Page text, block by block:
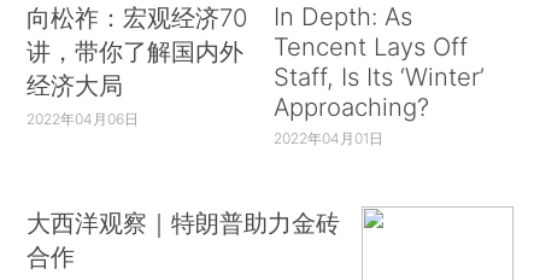
向松祚：宏观经济70
讲，带你了解国内外
经济大局
2022年04月06日
In Depth: As
Tencent Lays Off
Staff, Is Its ‘Winter’
Approaching?
2022年04月01日
大西洋观察｜特朗普助力金砖
合作